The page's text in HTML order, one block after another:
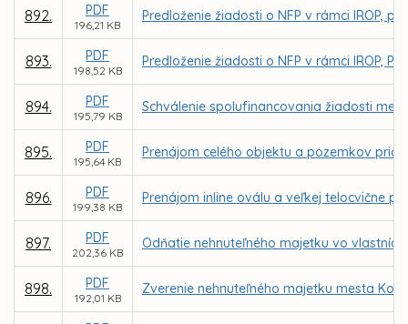
892. PDF
196,21 KB
Predloženie žiadosti o NFP v rámci IROP,
893. PDF
198,52 KB
Predloženie žiadosti o NFP v rámci IROP,
894. PDF
195,79 KB
Schválenie spolufinancovania žiadosti
895. PDF
195,64 KB
Prenájom celého objektu a pozemkov
896. PDF
199,38 KB
Prenájom inline oválu a veľkej telocvične
897. PDF
202,36 KB
Odňatie nehnuteľného majetku vo
898. PDF
192,01 KB
Zverenie nehnuteľného majetku mesta